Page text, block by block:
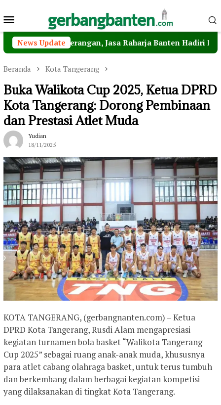
ke
Menu
Mobile
News Update Jasa Raharja Banten Hadiri Peresmian
Beranda Kota Tangerang
Buka Walikota Cup 2025, Ketua DPRD
Kota Tangerang: Dorong Pembinaan
dan Prestasi Atlet Muda
Yudian
18/11/2025
KOTA TANGERANG, (gerbangnanten.com) – Ketua
DPRD Kota Tangerang, Rusdi Alam mengapresiasi
kegiatan turnamen bola basket “Walikota Tangerang
Cup 2025” sebagai ruang anak-anak muda, khususnya
para atlet cabang olahraga basket, untuk terus tumbuh
dan berkembang dalam berbagai kegiatan kompetisi
yang dilaksanakan di tingkat Kota Tangerang.